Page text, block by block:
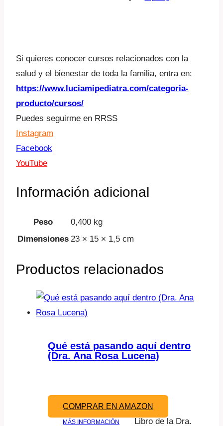
Si quieres conocer cursos relacionados con la
salud y el bienestar de toda la familia, entra en:
https://www.luciamipediatra.com/categoria-
producto/cursos/
Puedes seguirme en RRSS
Instagram
Facebook
YouTube
Información adicional
Peso
0,400 kg
Dimensiones 23 × 15 × 1,5 cm
Productos relacionados
Qué está pasando aquí dentro
(Dra. Ana Rosa Lucena)
COMPRAR EN AMAZON
MÁS INFORMACIÓN
Libro de la Dra.